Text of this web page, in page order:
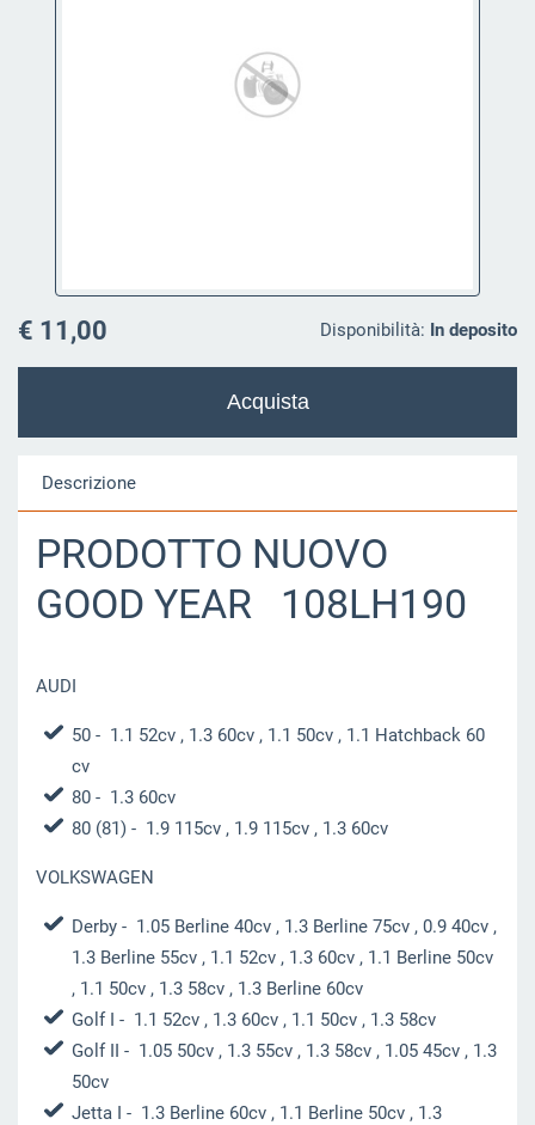
Disponibilità: In deposito
€ 11,00
Descrizione
PRODOTTO NUOVO
GOOD YEAR 108LH190
AUDI
50- 1.1 52cv , 1.3 60cv , 1.1 50cv , 1.1 Hatchback 60
cv
80- 1.3 60cv
80 (81)- 1.9 115cv , 1.9 115cv , 1.3 60cv
VOLKSWAGEN
Derby- 1.05 Berline 40cv , 1.3 Berline 75cv , 0.9 40cv ,
1.3 Berline 55cv , 1.1 52cv , 1.3 60cv , 1.1 Berline 50cv
, 1.1 50cv , 1.3 58cv , 1.3 Berline 60cv
Golf I - 1.1 52cv , 1.3 60cv , 1.1 50cv , 1.3 58cv
Golf II - 1.05 50cv , 1.3 55cv , 1.3 58cv , 1.05 45cv , 1.3
50cv
Jetta I - 1.3 Berline 60cv , 1.1 Berline 50cv , 1.3